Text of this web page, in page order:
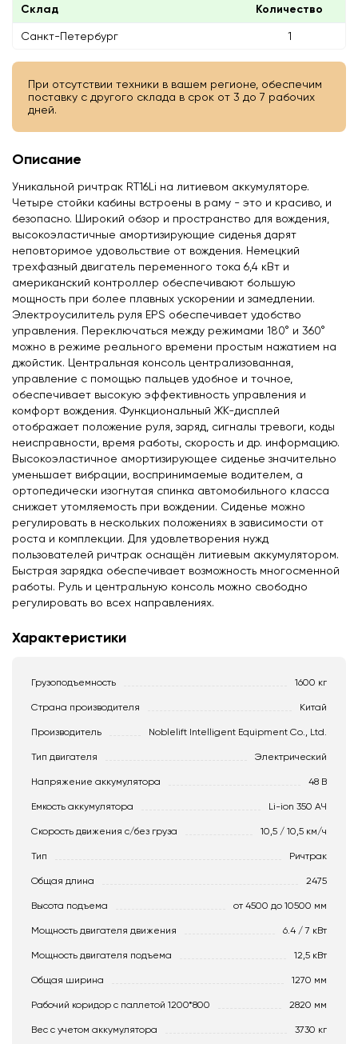
Склад Количество
Санкт-Петербург 1
При отсутствии техники в вашем регионе, обеспечим
поставку с другого склада в срок от 3 до 7 рабочих
дней.
Описание
Уникальной ричтрак RT16Li на литиевом аккумуляторе.
Четыре стойки кабины встроены в раму - это и красиво, и
безопасно. Широкий обзор и пространство для вождения,
высокоэластичные амортизирующие сиденья дарят
неповторимое удовольствие от вождения. Немецкий
трехфазный двигатель переменного тока 6,4 кВт и
американский контроллер обеспечивают большую
мощность при более плавных ускорении и замедлении.
Электроусилитель руля EPS обеспечивает удобство
управления. Переключаться между режимами 180° и 360°
можно в режиме реального времени простым нажатием на
джойстик. Центральная консоль централизованная,
управление с помощью пальцев удобное и точное,
обеспечивает высокую эффективность управления и
комфорт вождения. Функциональный ЖК-дисплей
отображает положение руля, заряд, сигналы тревоги, коды
неисправности, время работы, скорость и др. информацию.
Высокоэластичное амортизирующее сиденье значительно
уменьшает вибрации, воспринимаемые водителем, а
ортопедически изогнутая спинка автомобильного класса
снижает утомляемость при вождении. Сиденье можно
регулировать в нескольких положениях в зависимости от
роста и комплекции. Для удовлетворения нужд
пользователей ричтрак оснащён литиевым аккумулятором.
Быстрая зарядка обеспечивает возможность многосменной
работы. Руль и центральную консоль можно свободно
регулировать во всех направлениях.
Характеристики
Грузоподъемность 1600 кг
Страна производителя Китай
Производитель Noblelift Intelligent Equipment Co., Ltd.
Тип двигателя Электрический
Напряжение аккумулятора 48 В
Емкость аккумулятора Li-ion 350 АЧ
Скорость движения c/без груза 10,5 / 10,5 км/ч
Тип Ричтрак
Общая длина 2475
Высота подъема от 4500 до 10500 мм
Мощность двигателя движения 6.4 / 7 кВт
Мощность двигателя подъема 12,5 кВт
Общая ширина 1270 мм
Рабочий коридор с паллетой 1200*800 2820 мм
Вес с учетом аккумулятора 3730 кг